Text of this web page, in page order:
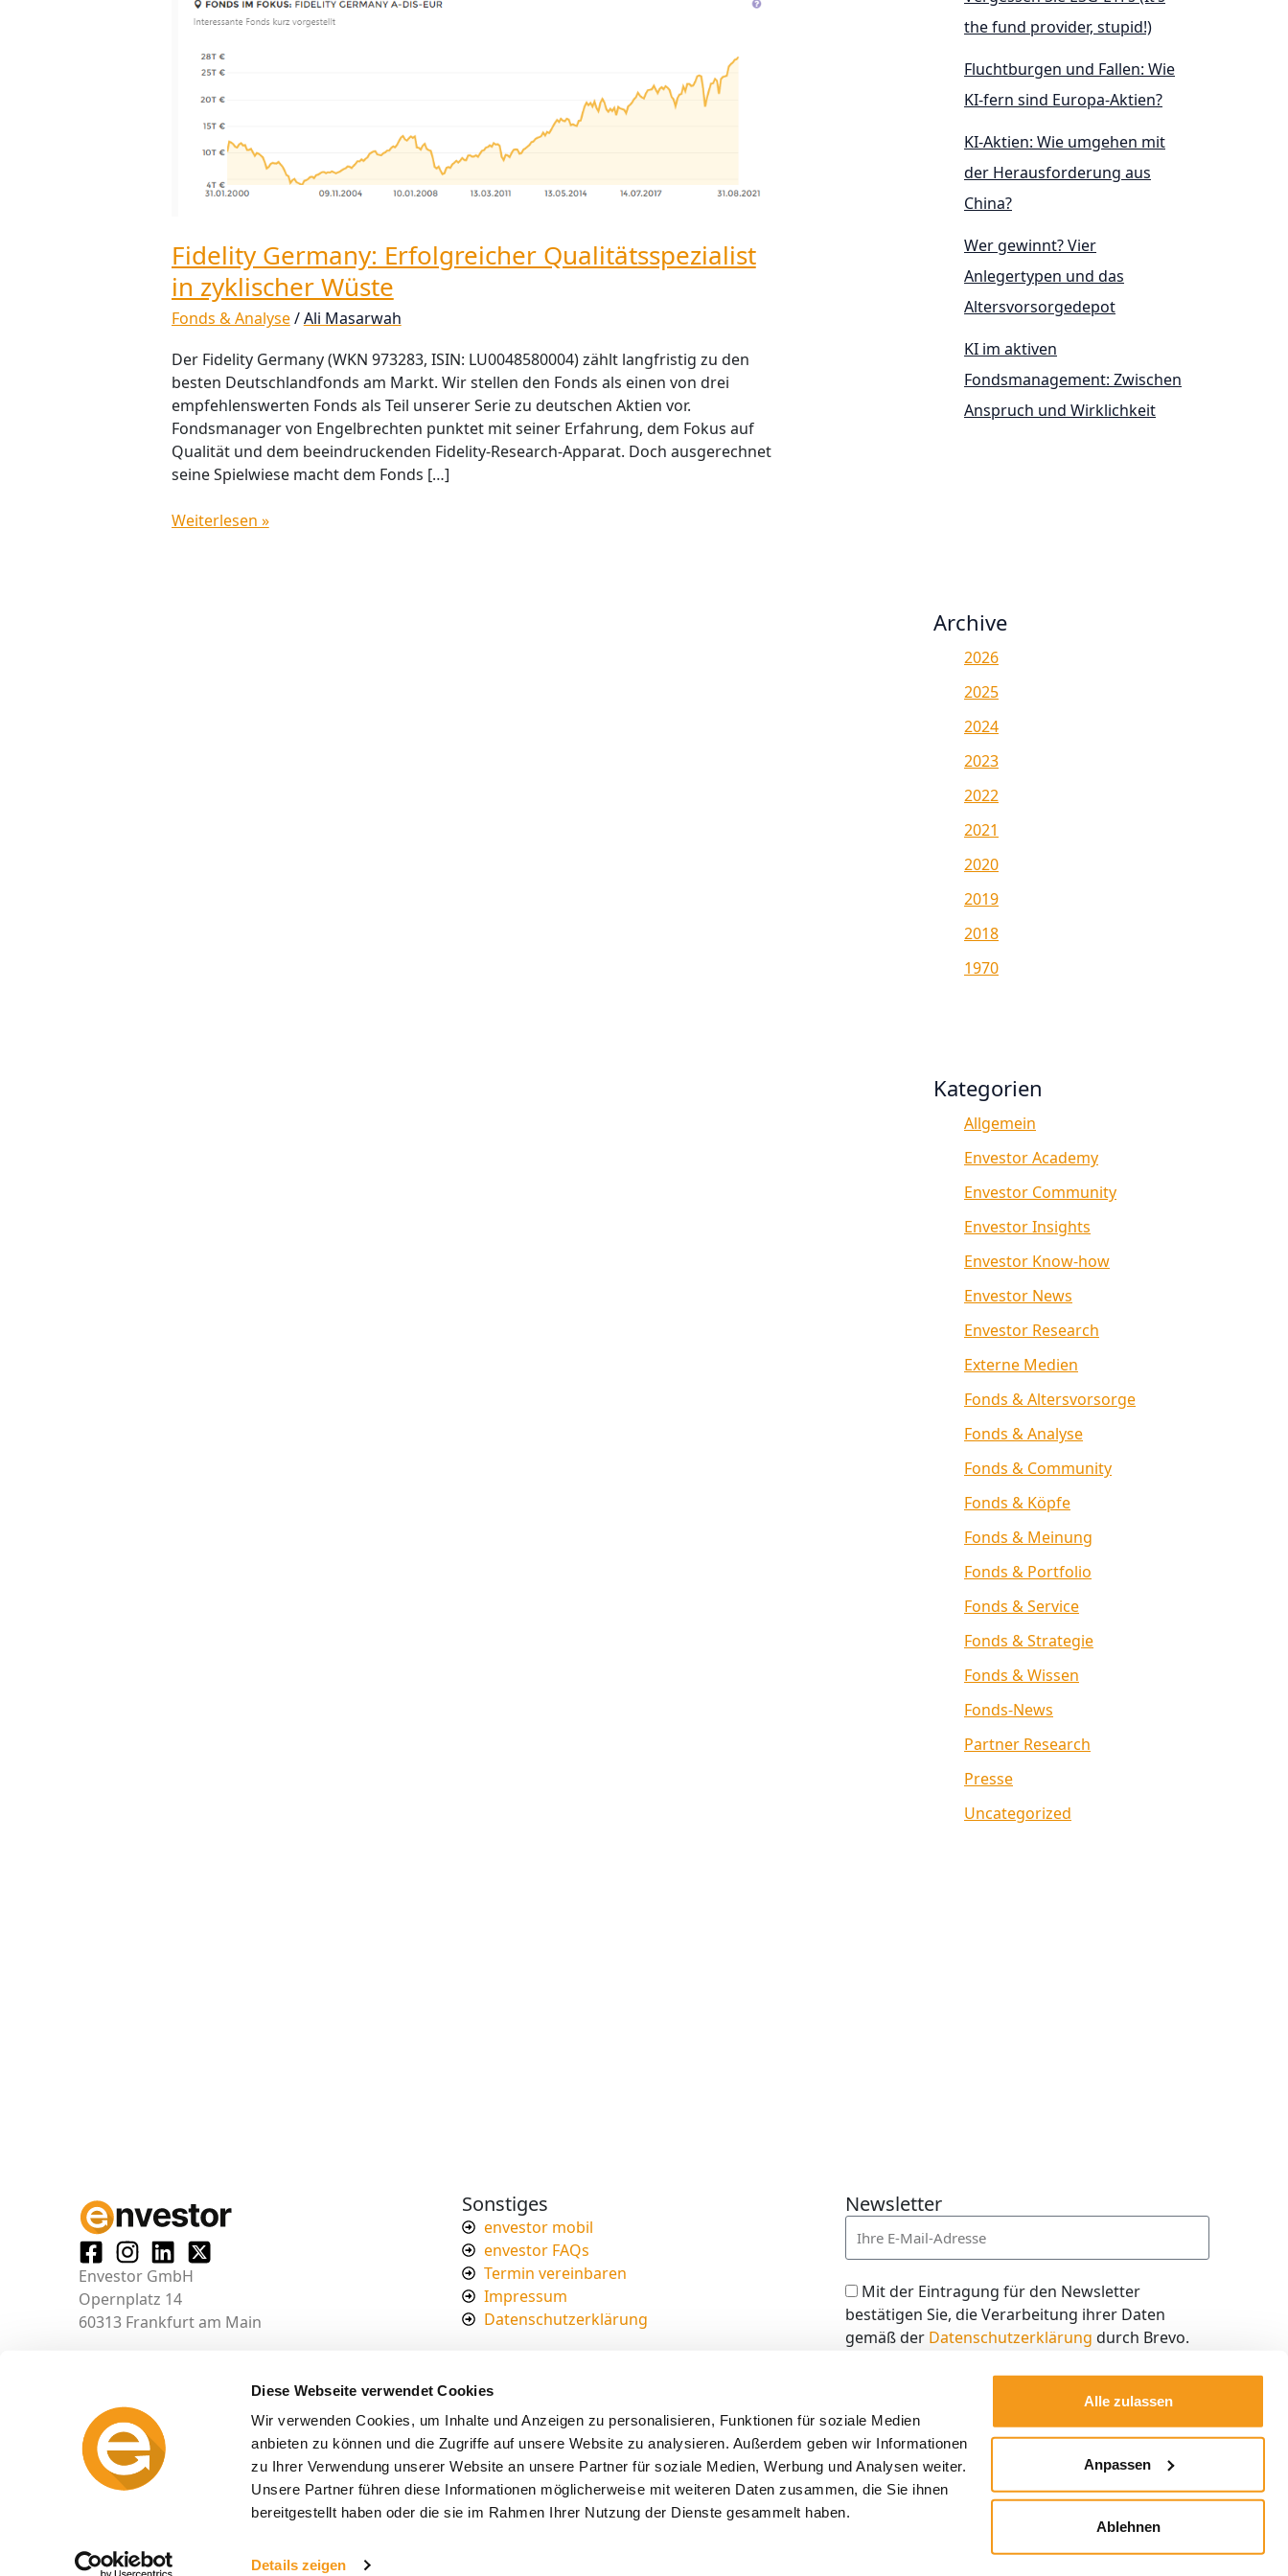
Diese Webseite verwendet Cookies
Wir verwenden Cookies, um Inhalte und Anzeigen zu personalisieren, Funktionen für soziale Medien
anbieten zu können und die Zugriffe auf unsere Website zu analysieren. Außerdem geben wir Informationen
zu Ihrer Verwendung unserer Website an unsere Partner für soziale Medien, Werbung und Analysen weiter.
Unsere Partner führen diese Informationen möglicherweise mit weiteren Daten zusammen, die Sie ihnen
bereitgestellt haben oder die sie im Rahmen Ihrer Nutzung der Dienste gesammelt haben.
Details zeigen
Alle zulassen
Anpassen
Ablehnen
Fidelity Germany: Erfolgreicher Qualitätsspezialist
in zyklischer Wüste
Fonds & Analyse/Ali Masarwah
Der Fidelity Germany (WKN 973283, ISIN: LU0048580004) zählt langfristig zu den
besten Deutschlandfonds am Markt. Wir stellen den Fonds als einen von drei
empfehlenswerten Fonds als Teil unserer Serie zu deutschen Aktien vor.
Fondsmanager von Engelbrechten punktet mit seiner Erfahrung, dem Fokus auf
Qualität und dem beeindruckenden Fidelity-Research-Apparat. Doch ausgerechnet
seine Spielwiese macht dem Fonds […]
Germany:
Qualitätsspezialist
zyklischer
Wüste
Weiterlesen »
the fund provider, stupid!)
Fluchtburgen und Fallen: Wie
KI-fern sind Europa-Aktien?
KI-Aktien: Wie umgehen mit
der Herausforderung aus
China?
Wer gewinnt? Vier
Anlegertypen und das
Altersvorsorgedepot
KI im aktiven
Fondsmanagement: Zwischen
Anspruch und Wirklichkeit
Archive
2026
2025
2024
2023
2022
2021
2020
2019
2018
1970
Kategorien
Allgemein
Envestor Academy
Envestor Community
Envestor Insights
Envestor Know-how
Envestor News
Envestor Research
Externe Medien
Fonds & Altersvorsorge
Fonds & Analyse
Fonds & Community
Fonds & Köpfe
Fonds & Meinung
Fonds & Portfolio
Fonds & Service
Fonds & Strategie
Fonds & Wissen
Fonds-News
Partner Research
Presse
Uncategorized
Envestor GmbH
Opernplatz 14
60313 Frankfurt am Main
Sonstiges
envestor mobil
envestor FAQs
Termin vereinbaren
Impressum
Datenschutzerklärung
Newsletter
Mit der Eintragung für den Newsletter
bestätigen Sie, die Verarbeitung ihrer Daten
gemäß der Datenschutzerklärung durch Brevo.
den ich jederzeit mit dem Link im Newsletter
Kostenlos abonnieren
© 2026 envestor.de